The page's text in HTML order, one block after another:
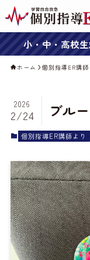
小・中・高校
ホーム 個別指導ER講師
ブル
2026
2/24
個別指導ER講師より